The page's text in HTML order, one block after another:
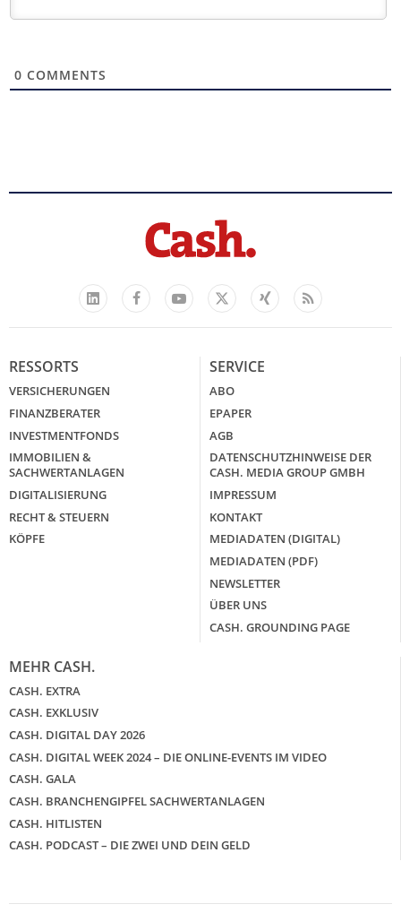
0 COMMENTS
LinkedIn
FacebookYouTube
X
Xing Feed
RESSORTS
VERSICHERUNGEN
FINANZBERATER
INVESTMENTFONDS
IMMOBILIEN &
SACHWERTANLAGEN
DIGITALISIERUNG
RECHT & STEUERN
KÖPFE
SERVICE
ABO
EPAPER
AGB
DATENSCHUTZHINWEISE DER
CASH. MEDIA GROUP GMBH
IMPRESSUM
KONTAKT
MEDIADATEN (DIGITAL)
MEDIADATEN (PDF)
NEWSLETTER
ÜBER UNS
CASH. GROUNDING PAGE
MEHR CASH.
CASH. EXTRA
CASH. EXKLUSIV
CASH. DIGITAL DAY 2026
CASH. DIGITAL WEEK 2024 – DIE ONLINE-EVENTS IM VIDEO
CASH. GALA
CASH. BRANCHENGIPFEL SACHWERTANLAGEN
CASH. HITLISTEN
CASH. PODCAST – DIE ZWEI UND DEIN GELD